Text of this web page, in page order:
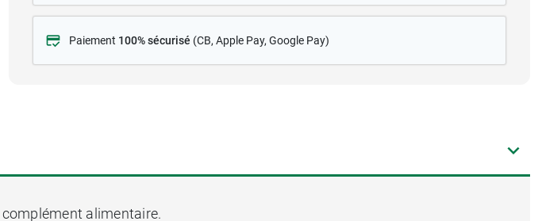
Paiement 100% sécurisé (CB, Apple Pay, Google Pay)
alimentaire.